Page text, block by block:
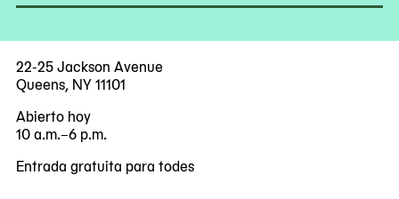
22-25 Jackson Avenue
Queens, NY 11101
Abierto hoy
10 a.m.–6 p.m.
Entrada gratuita para todes